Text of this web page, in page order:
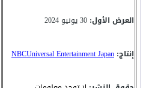
العرض الأول: 30 يونيو 2024
إنتاج: NBCUniversal Entertainment Japan